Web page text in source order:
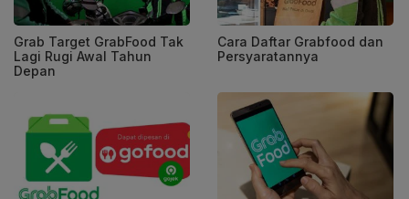
Grab Target GrabFood Tak
Lagi Rugi Awal Tahun
Depan
Cara Daftar Grabfood dan
Persyaratannya